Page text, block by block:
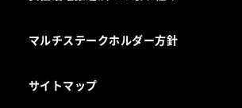
マルチステークホルダー方針
サイトマップ